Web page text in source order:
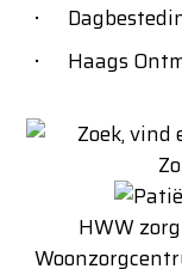
Haags
HWW